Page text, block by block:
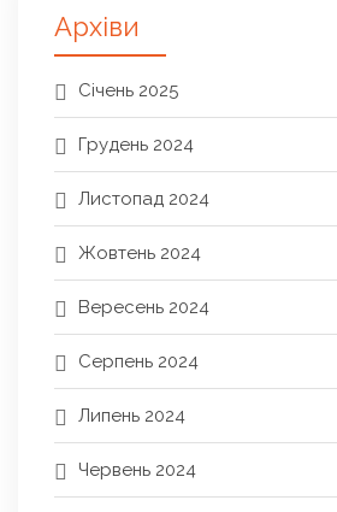
Архіви
Січень 2025
Грудень 2024
Листопад 2024
Жовтень 2024
Вересень 2024
Серпень 2024
Липень 2024
Червень 2024